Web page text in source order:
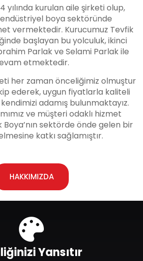
yılında kurulan aile şirketi olup,
boya sektöründe
vermektedir. Kurucumuz Tevfik
başlayan bu yolculuk, ikinci
Parlak ve Selami Parlak ile
etmektedir.
her zaman önceliğimiz olmuştur
ederek, uygun fiyatlarla kaliteli
adamış bulunmaktayız.
ve müşteri odaklı hizmet
Boya’nın sektörde önde gelen bir
katkı sağlamıştır.
HAKKIMIZDA
Yansıtır